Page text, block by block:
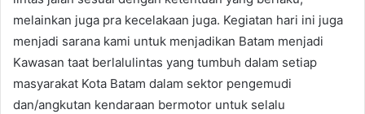
melainkan juga pra kecelakaan juga. Kegiatan hari ini juga
menjadi sarana kami untuk menjadikan Batam menjadi
Kawasan taat berlalulintas yang tumbuh dalam setiap
masyarakat Kota Batam dalam sektor pengemudi
dan/angkutan kendaraan bermotor untuk selalu